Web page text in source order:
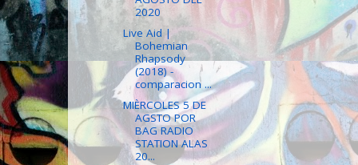
2020
Live Aid |
Bohemian
Rhapsody
(2018) -
comparacion ...
MIÈRCOLES 5 DE
AGSTO POR
BAG RADIO
STATION ALAS
20...